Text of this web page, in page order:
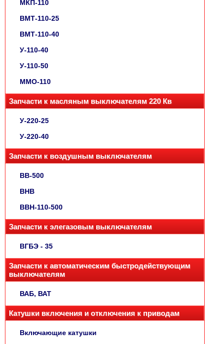
МКП-110
ВМТ-110-25
ВМТ-110-40
У-110-40
У-110-50
ММО-110
Запчасти к масляным выключателям 220 Кв
У-220-25
У-220-40
Запчасти к воздушным выключателям
ВВ-500
ВНВ
ВВН-110-500
Запчасти к элегазовым выключателям
ВГБЭ - 35
Запчасти к автоматическим быстродействующим
выключателям
ВАБ, ВАТ
Катушки включения и отключения к приводам
Включающие катушки